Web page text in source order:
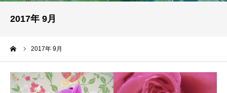
2017年 9月
2017年 9月
お役立ち情報